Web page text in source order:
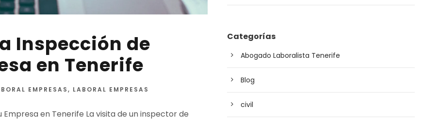
Inspección de
en Tenerife
EMPRESAS, LABORAL EMPRESAS
en Tenerife La visita de un inspector de
Categorías
Abogado Laboralista Tenerife
Blog
civil